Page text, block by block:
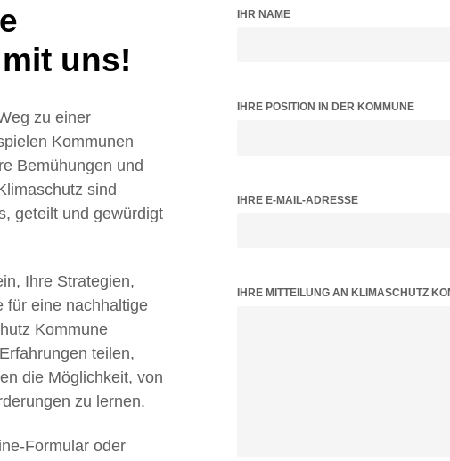
uns!
zu einer
Kommunen
Bemühungen und
sind
geteilt und gewürdigt
Ihre Strategien,
für eine nachhaltige
Kommune
teilen,
die Möglichkeit, von
zu lernen.
Formular oder
IHR NAME
IHRE POSITION IN DER KOMMUNE
IHRE E-MAIL-ADRESSE
BITTE LASSE DIESES FELD LEER.
IHRE MITTEILUNG AN KLIMASCHUTZ